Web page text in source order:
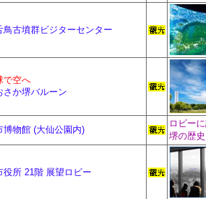
鳥古墳群ビジターセンター
で空へ
さか堺バルーン
博物館 (大仙公園内)
ロビー
堺の歴
役所 21階 展望ロビー